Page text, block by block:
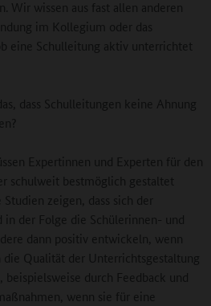
Wir wissen aus fast allen anderen
im Kollegium oder das
eine Schulleitung aktiv unterrichtet
dass Schulleitungen keine Ahnung
Expertinnen und Experten für den
schulweit bestmöglich gestaltet
zeigen, dass sich der
der Folge die Schülerinnen- und
dann positiv entwickeln, wenn
die Qualität der Unterrichtsgestaltung
durch Feedback und
wenn sie für eine